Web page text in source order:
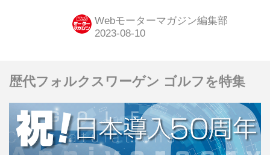
Webモーターマガジン編集部
歴代フォルクスワーゲン ゴルフを特集